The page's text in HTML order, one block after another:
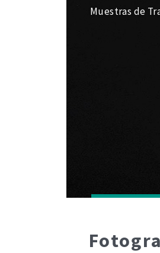
Muestras de